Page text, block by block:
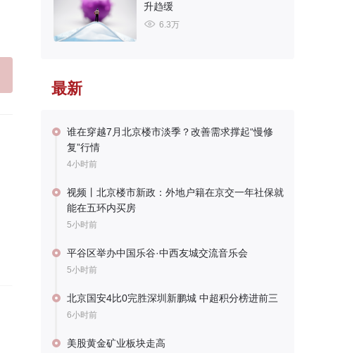
升趋缓
6.3万
最新
谁在穿越7月北京楼市淡季？改善需求撑起“慢修
复”行情
4小时前
视频丨北京楼市新政：外地户籍在京交一年社保就
能在五环内买房
5小时前
平谷区举办中国乐谷·中西友城交流音乐会
5小时前
北京国安4比0完胜深圳新鹏城 中超积分榜进前三
6小时前
美股黄金矿业板块走高